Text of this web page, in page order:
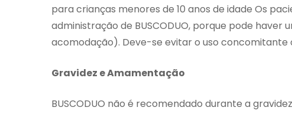
para crianças menores de 10 anos de idade Os
administração de BUSCODUO, porque pode haver
acomodação). Deve-se evitar o uso concomitante
Gravidez e Amamentação
BUSCODUO não é recomendado durante a